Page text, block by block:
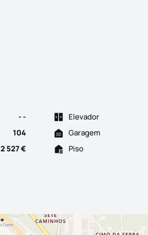
- -
Elevador
104
Garagem
2 527 € Piso